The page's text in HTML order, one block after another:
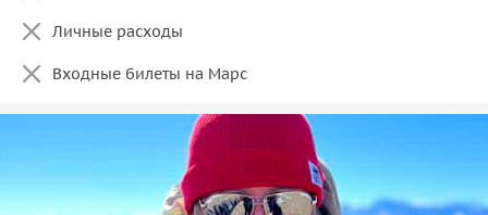
Личные расходы
Входные билеты на Марс